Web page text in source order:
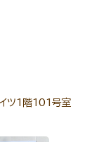
ツ1階101号室